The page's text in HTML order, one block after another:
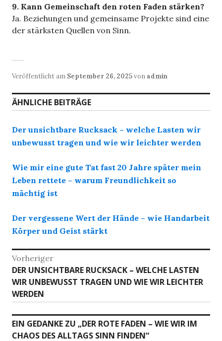
9. Kann Gemeinschaft den roten Faden stärken?
Ja. Beziehungen und gemeinsame Projekte sind eine
der stärksten Quellen von Sinn.
Veröffentlicht am September 26, 2025von admin
ÄHNLICHE BEITRÄGE
Der unsichtbare Rucksack – welche Lasten wir
unbewusst tragen und wie wir leichter werden
Wie mir eine gute Tat fast 20 Jahre später mein
Leben rettete – warum Freundlichkeit so
mächtig ist
Der vergessene Wert der Hände – wie Handarbeit
Körper und Geist stärkt
Beitrags-
Navigation
Vorheriger
Vorheriger
Beitrag:
DER UNSICHTBARE RUCKSACK – WELCHE LASTEN
WIR UNBEWUSST TRAGEN UND WIE WIR LEICHTER
WERDEN
EIN GEDANKE ZU „DER ROTE FADEN – WIE WIR IM
CHAOS DES ALLTAGS SINN FINDEN“